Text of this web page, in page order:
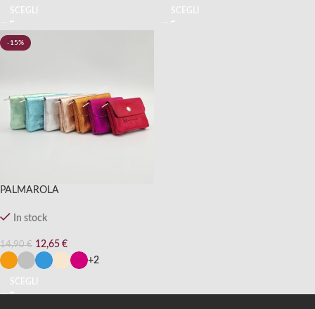
SCEGLI SCEGLI
-15%
PALMAROLA
In stock
14,90€ 12,65 €
+2
SCEGLI